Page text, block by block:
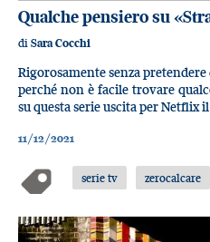
Qualche pensiero su
di Sara Cocchi
Rigorosamente senza
perché non è facile trovare
su questa serie uscita per Netflix
11/12/2021
serie tv zerocalcare